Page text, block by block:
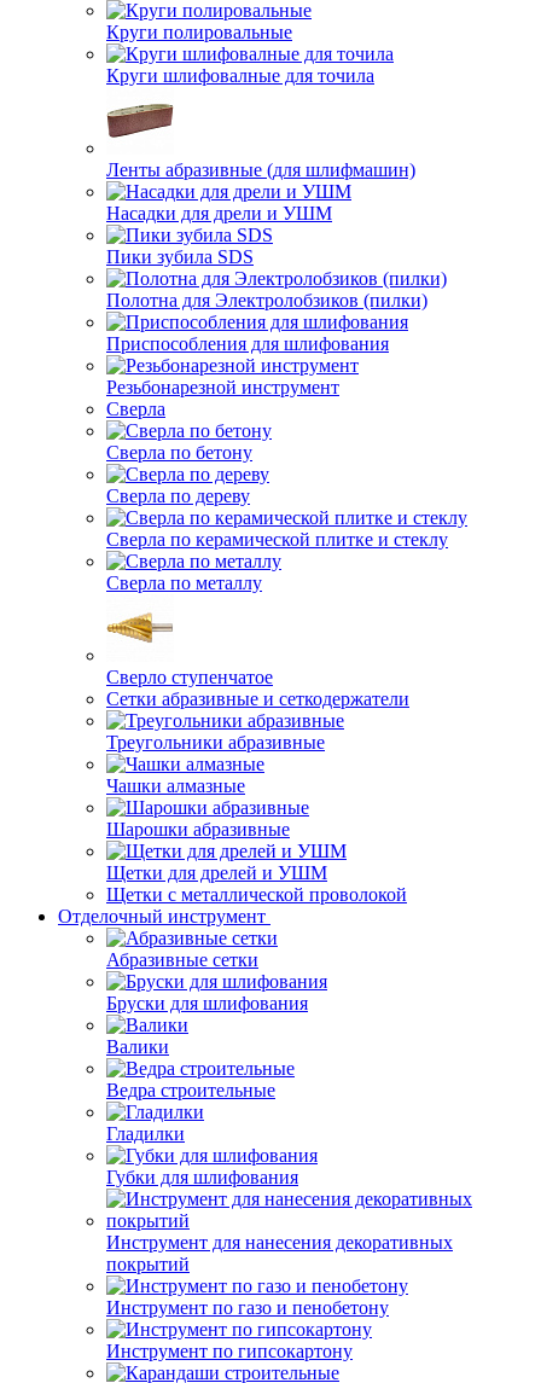
Круги полировальные
Круги шлифовалные для точила
Ленты абразивные (для шлифмашин)
Насадки для дрели и УШМ
Пики зубила SDS
Полотна для Электролобзиков (пилки)
Приспособления для шлифования
Резьбонарезной инструмент
Сверла
Сверла по бетону
Сверла по дереву
Сверла по керамической плитке и стеклу
Сверла по металлу
Сверло ступенчатое
Сетки абразивные и сеткодержатели
Треугольники абразивные
Чашки алмазные
Шарошки абразивные
Щетки для дрелей и УШМ
Щетки с металлической проволокой
Отделочный инструмент
Абразивные сетки
Бруски для шлифования
Валики
Ведра строительные
Гладилки
Губки для шлифования
Инструмент для нанесения декоративных
покрытий
Инструмент по газо и пенобетону
Инструмент по гипсокартону